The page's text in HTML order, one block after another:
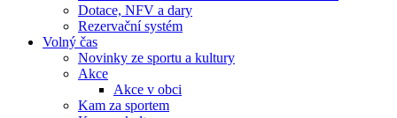
Dotace, NFV a dary
Rezervační systém
Volný čas
Novinky ze sportu a kultury
Akce
Akce v obci
Kam za sportem